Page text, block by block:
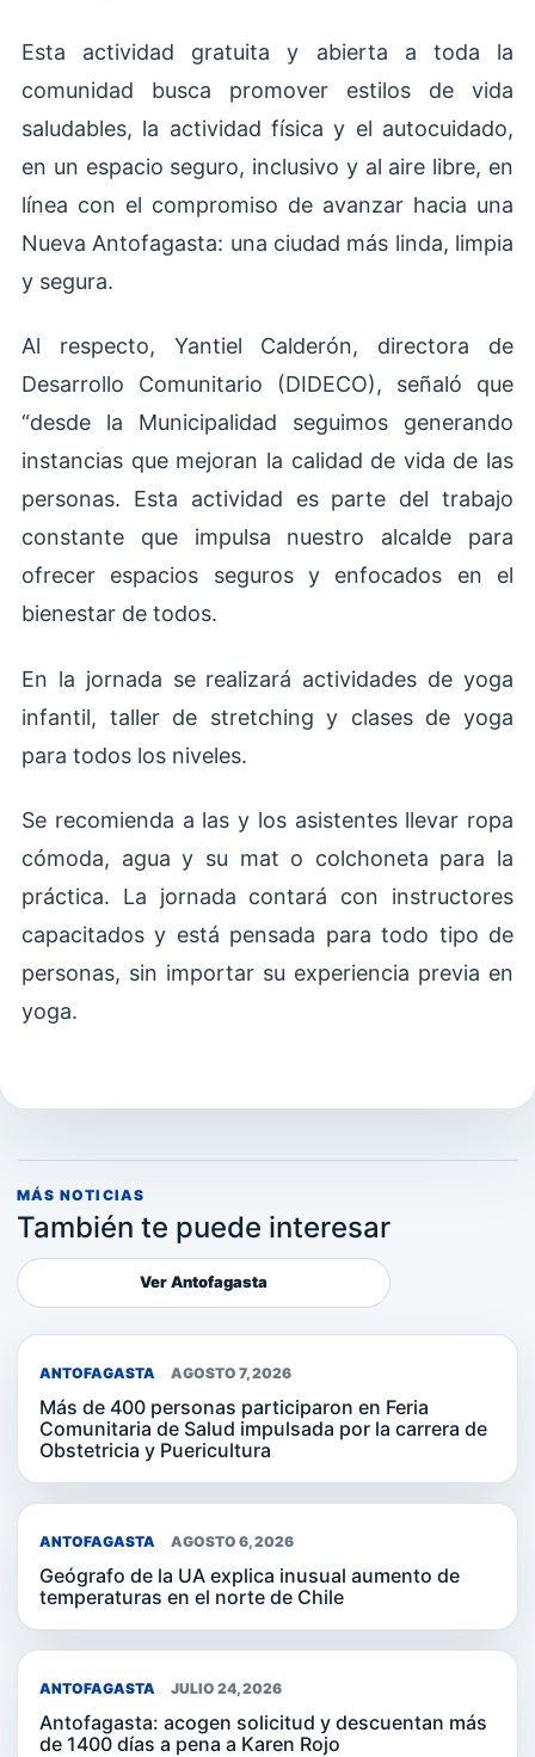
Esta actividad gratuita y abierta a toda la
comunidad busca promover estilos de vida
saludables, la actividad física y el autocuidado,
en un espacio seguro, inclusivo y al aire libre, en
línea con el compromiso de avanzar hacia una
Nueva Antofagasta: una ciudad más linda, limpia
y segura.
Al respecto, Yantiel Calderón, directora de
Desarrollo Comunitario (DIDECO), señaló que
“desde la Municipalidad seguimos generando
instancias que mejoran la calidad de vida de las
personas. Esta actividad es parte del trabajo
constante que impulsa nuestro alcalde para
ofrecer espacios seguros y enfocados en el
bienestar de todos.
En la jornada se realizará actividades de yoga
infantil, taller de stretching y clases de yoga
para todos los niveles.
Se recomienda a las y los asistentes llevar ropa
cómoda, agua y su mat o colchoneta para la
práctica. La jornada contará con instructores
capacitados y está pensada para todo tipo de
personas, sin importar su experiencia previa en
yoga.
MÁS NOTICIAS
También te puede interesar
Ver Antofagasta
ANTOFAGASTA AGOSTO 7, 2026
Más de 400 personas participaron en Feria
Comunitaria de Salud impulsada por la carrera de
Obstetricia y Puericultura
ANTOFAGASTA AGOSTO 6, 2026
Geógrafo de la UA explica inusual aumento de
temperaturas en el norte de Chile
ANTOFAGASTA JULIO 24, 2026
Antofagasta: acogen solicitud y descuentan más
de 1400 días a pena a Karen Rojo